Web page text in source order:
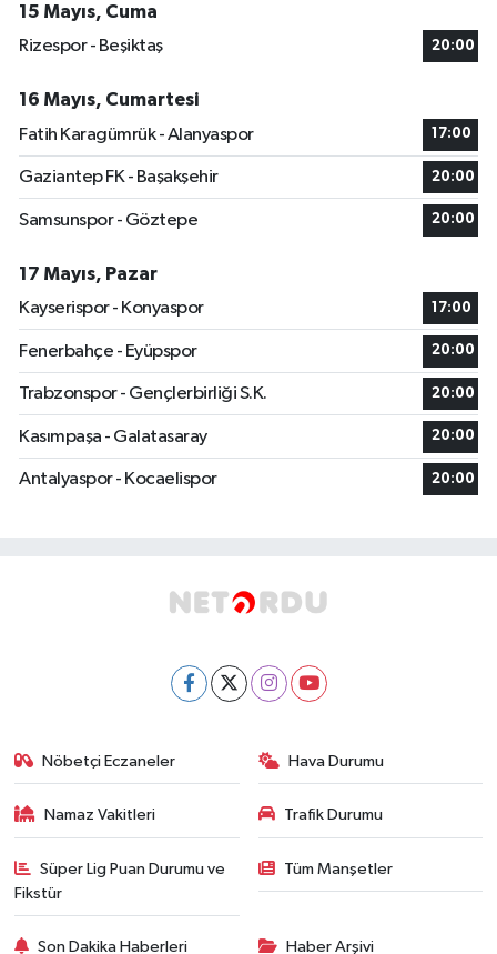
15 Mayıs, Cuma
Rizespor - Beşiktaş
20:00
16 Mayıs, Cumartesi
Fatih Karagümrük - Alanyaspor
17:00
Gaziantep FK - Başakşehir 20:00
Samsunspor - Göztepe 20:00
17 Mayıs, Pazar
Kayserispor - Konyaspor
17:00
Fenerbahçe - Eyüpspor 20:00
Trabzonspor - Gençlerbirliği S.K. 20:00
Kasımpaşa - Galatasaray 20:00
Antalyaspor - Kocaelispor 20:00
Nöbetçi Eczaneler Hava Durumu
Namaz Vakitleri Trafik Durumu
Süper Lig Puan Durumu ve
Fikstür
Tüm Manşetler
Son Dakika Haberleri Haber Arşivi